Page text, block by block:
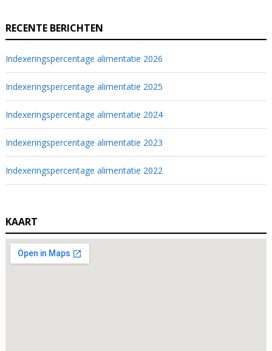
RECENTE BERICHTEN
Indexeringspercentage alimentatie 2026
Indexeringspercentage alimentatie 2025
Indexeringspercentage alimentatie 2024
Indexeringspercentage alimentatie 2023
Indexeringspercentage alimentatie 2022
KAART